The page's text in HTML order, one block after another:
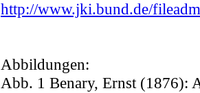
http://www.jki.bund.de/
Abbildungen:
Abb. 1 Benary, Ernst (1876):